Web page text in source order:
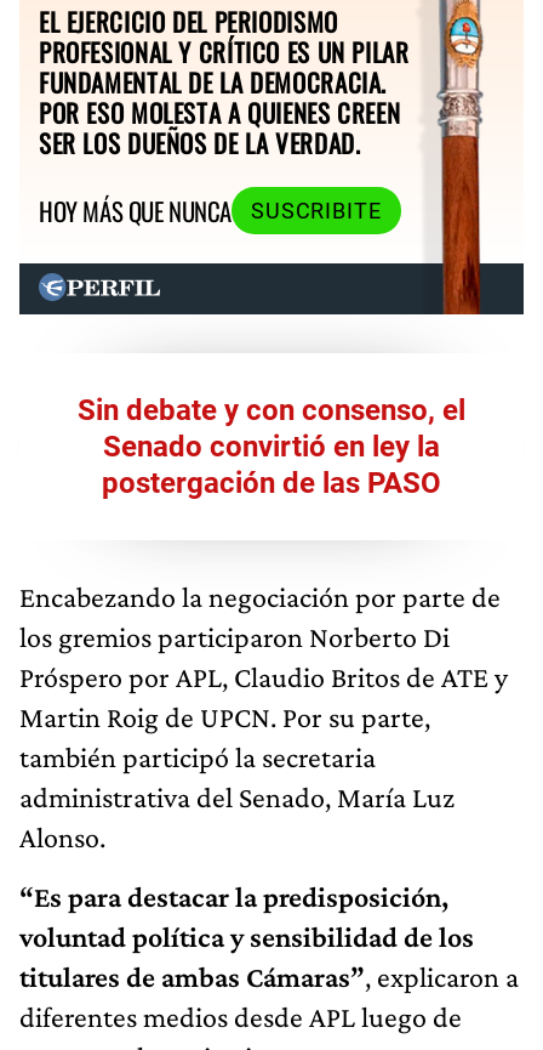
EL EJERCICIO DEL PERIODISMO
PROFESIONAL Y CRÍTICO ES UN PILAR
FUNDAMENTAL DE LA DEMOCRACIA.
POR ESO MOLESTA A QUIENES CREEN
SER LOS DUEÑOS DE LA VERDAD.
HOY MÁS QUE NUNCA
SUSCRIBITE
Sin debate y con consenso, el
Senado convirtió en ley la
postergación de las PASO
Encabezando la negociación por parte de
los gremios participaron Norberto Di
Próspero por APL, Claudio Britos de ATE y
Martin Roig de UPCN. Por su parte,
también participó la secretaria
administrativa del Senado, María Luz
Alonso.
“Es para destacar la predisposición,
voluntad política y sensibilidad de los
titulares de ambas Cámaras”, explicaron a
diferentes medios desde APL luego de